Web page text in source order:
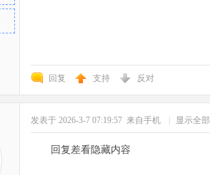
回复 支持 反对
发表于 2026-3-7 07:19:57 来自手机 显示全
回复差看隐藏内容